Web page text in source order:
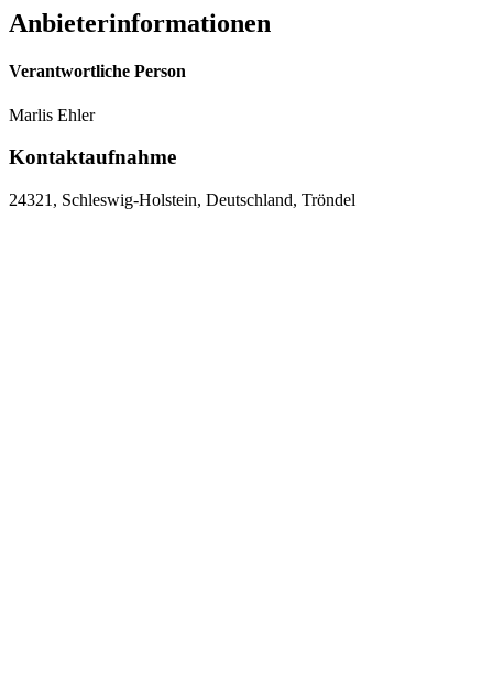
Anbieterinformationen
Verantwortliche Person
Marlis Ehler
Kontaktaufnahme
24321, Schleswig-Holstein, Deutschland, Tröndel